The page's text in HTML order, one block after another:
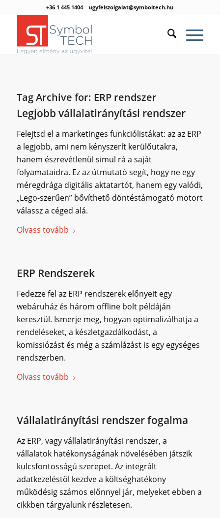
+36 1 445 1404 ugyfelszolgalat@symboltech.hu
Tag Archive for: ERP rendszer
Legjobb vállalatirányítási rendszer
Felejtsd el a marketinges funkciólistákat: az az ERP
a legjobb, ami nem kényszerít kerülőutakra,
hanem észrevétlenül simul rá a saját
folyamataidra. Ez az útmutató segít, hogy ne egy
méregdrága digitális aktatartót, hanem egy valódi,
„Lego-szerűen” bővíthető döntéstámogató motort
válassz a céged alá.
Olvass tovább
ERP Rendszerek
Fedezze fel az ERP rendszerek előnyeit egy
webáruház és három offline bolt példáján
keresztül. Ismerje meg, hogyan optimalizálhatja a
rendeléseket, a készletgazdálkodást, a
komissiózást és még a számlázást is egy egységes
rendszerben.
Olvass tovább
Vállalatirányítási rendszer fogalma
Az ERP, vagy vállalatirányítási rendszer, a
vállalatok hatékonyságának növelésében játszik
kulcsfontosságú szerepet. Az integrált
adatkezeléstől kezdve a költséghatékony
működésig számos előnnyel jár, melyeket ebben a
cikkben tárgyalunk részletesen.